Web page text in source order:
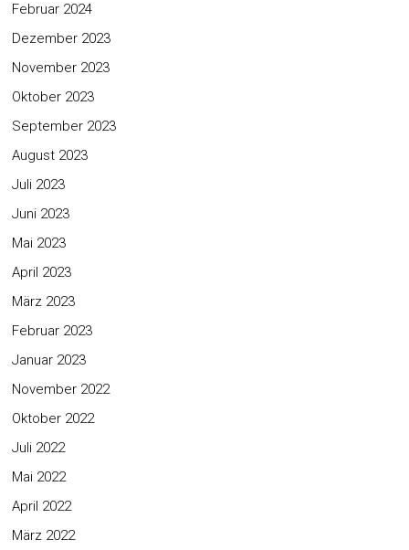
Februar 2024
Dezember 2023
November 2023
Oktober 2023
September 2023
August 2023
Juli 2023
Juni 2023
Mai 2023
April 2023
März 2023
Februar 2023
Januar 2023
November 2022
Oktober 2022
Juli 2022
Mai 2022
April 2022
März 2022